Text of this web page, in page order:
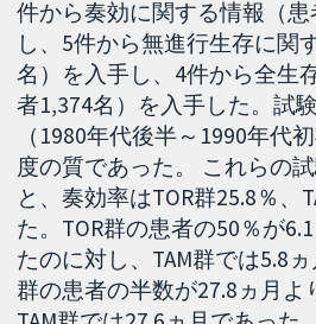
件から奏効に関する情報（
し、5件から無進行生存に関
名）を入手し、4件から全生
者1,374名）を入手した。試
（1980年代後半～1990年代
度の質であった。 これらの
と、奏効率はTOR群25.8％、
た。TOR群の患者の50％が
たのに対し、TAM群では5.8
群の患者の半数が27.8ヵ月